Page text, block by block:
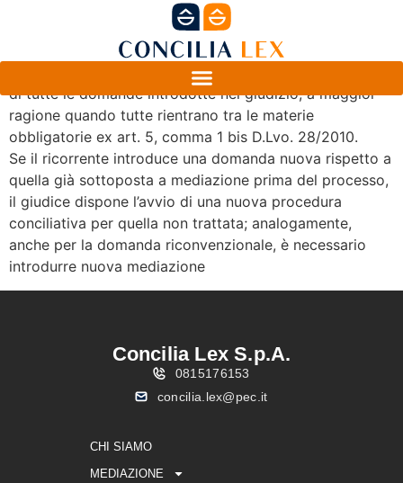
Il procedimento di mediazione va esperito nei confronti
di tutte le domande introdotte nel giudizio, a maggior
ragione quando tutte rientrano tra le materie
obbligatorie ex art. 5, comma 1 bis D.Lvo. 28/2010.
Se il ricorrente introduce una domanda nuova rispetto a
quella già sottoposta a mediazione prima del processo,
il giudice dispone l’avvio di una nuova procedura
conciliativa per quella non trattata; analogamente,
anche per la domanda riconvenzionale, è necessario
introdurre nuova mediazione
Concilia Lex S.p.A.
0815176153
concilia.lex@pec.it
CHI SIAMO
MEDIAZIONE